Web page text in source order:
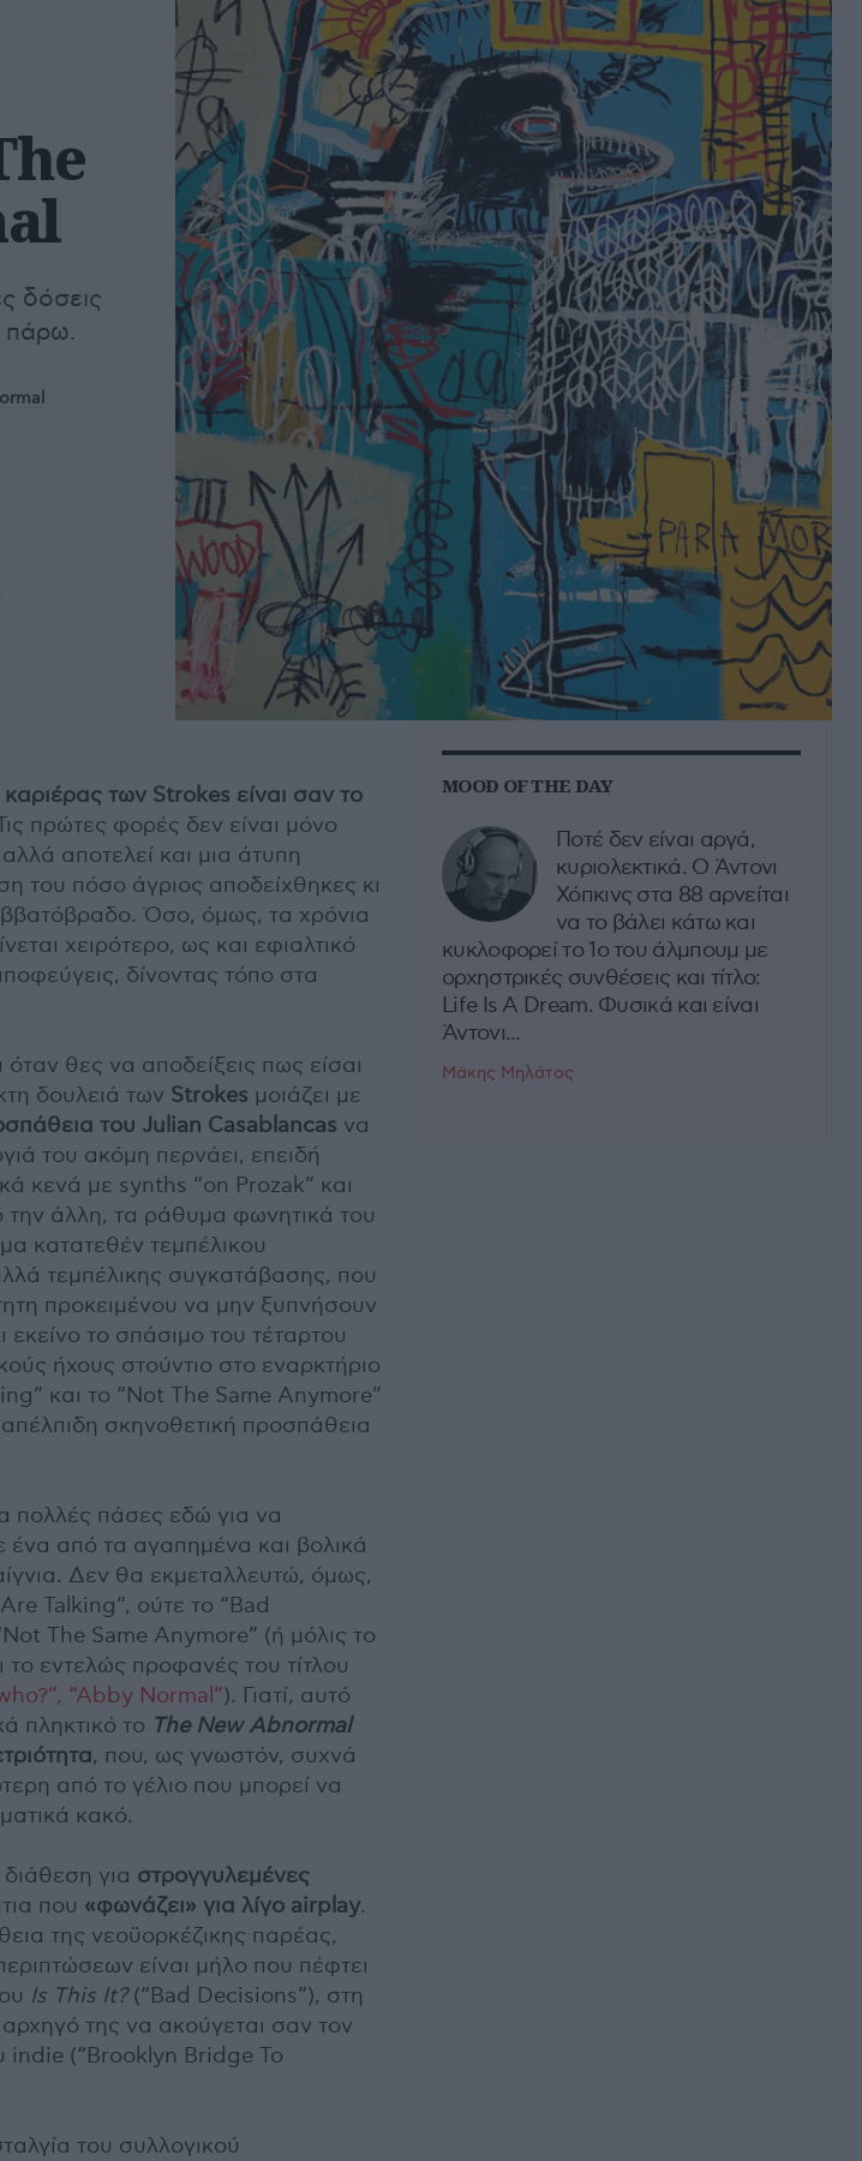
δόσεις
πάρω.
καριέρας των Strokes είναι σαν το
πρώτες φορές δεν είναι μόνο
αποτελεί και μια άτυπη
του πόσο άγριος αποδείχθηκες κι
Όσο, όμως, τα χρόνια
χειρότερο, ως και εφιαλτικό
δίνοντας τόπο στα
όταν θες να αποδείξεις πως είσαι
δουλειά των Strokes μοιάζει με
του Julian Casablancas να
του ακόμη περνάει, επειδή
κενά με synths “on Prozak” και
άλλη, τα ράθυμα φωνητικά του
κατατεθέν τεμπέλικου
τεμπέλικης συγκατάβασης, που
προκειμένου να μην ξυπνήσουν
εκείνο το σπάσιμο του τέταρτου
ήχους στούντιο στο εναρκτήριο
και το “Not The Same Anymore”
σκηνοθετική προσπάθεια
πολλές πάσες εδώ για να
ένα από τα αγαπημένα και βολικά
Δεν θα εκμεταλλευτώ, όμως,
Talking”, ούτε το “Bad
The Same Anymore” (ή μόλις το
εντελώς προφανές του τίτλου
“Abby Normal”). Γιατί, αυτό
πληκτικό το The New Abnormal
, που, ως γνωστόν, συχνά
από το γέλιο που μπορεί να
κακό.
για στρογγυλεμένες
που «φωνάζει» για λίγο airplay.
της νεοϋορκέζικης παρέας,
είναι μήλο που πέφτει
Is This It?(“Bad Decisions”), στη
αρχηγό της να ακούγεται σαν τον
indie (“Brooklyn Bridge To
του συλλογικού
MOOD OF THE DAY
Ποτέ δεν είναι αργά,
κυριολεκτικά. Ο Άντονι
Χόπκινς στα 88 αρνείται
να το βάλει κάτω και
κυκλοφορεί το 1ο του άλμπουμ με
ορχηστρικές συνθέσεις και τίτλο:
Life Is A Dream. Φυσικά και είναι
Άντονι...
Μάκης Μηλάτος